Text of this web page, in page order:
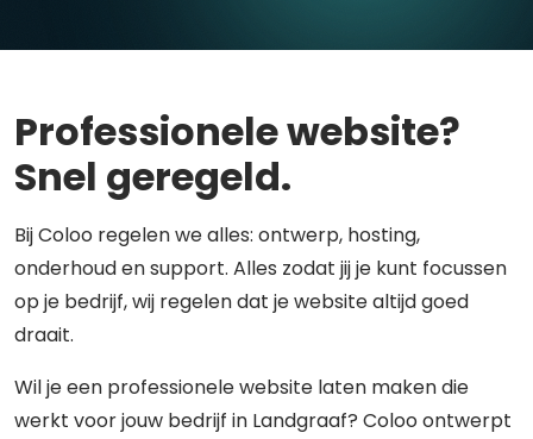
Professionele website?
Snel geregeld.
Bij Coloo regelen we alles: ontwerp, hosting,
onderhoud en support. Alles zodat jij je kunt focussen
op je bedrijf, wij regelen dat je website altijd goed
draait.
Wil je een professionele website laten maken die
werkt voor jouw bedrijf in Landgraaf? Coloo ontwerpt